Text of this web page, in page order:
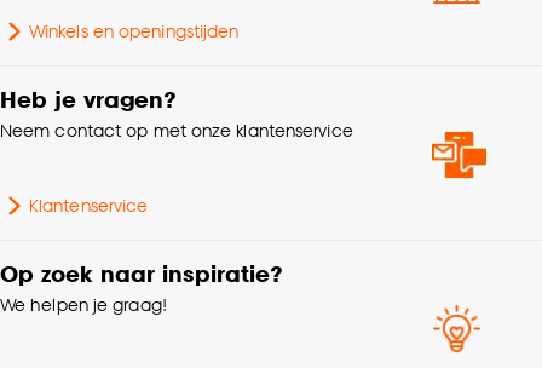
Winkels en openingstijden
Heb je vragen?
Neem contact op met onze klantenservice
Klantenservice
Op zoek naar inspiratie?
We helpen je graag!